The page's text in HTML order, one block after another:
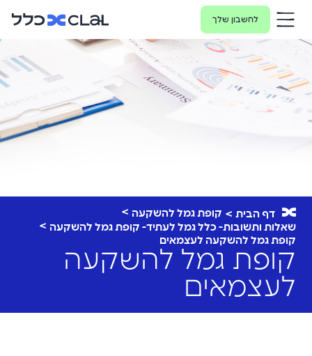
לחשבון שלך
דף הבית
קופת גמל להשקעה
שאלות ותשובות- כלל גמל לעתיד- קופת גמל להשקעה
קופת גמל להשקעה לעצמאים
קופת גמל להשקעה
לעצמאים